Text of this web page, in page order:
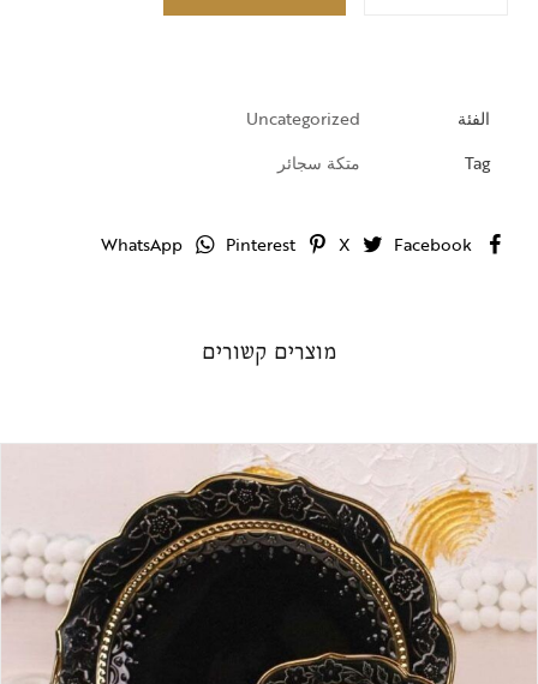
الفئة
Uncategorized
Tag
متكة سجائر
Facebook
X
Pinterest
WhatsApp
מוצרים קשורים